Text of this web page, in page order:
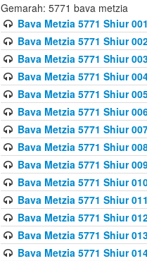
Gemarah: 5771 bava metzia
Bava Metzia 5771 Shiur
Bava Metzia 5771 Shiur
Bava Metzia 5771 Shiur
Bava Metzia 5771 Shiur
Bava Metzia 5771 Shiur
Bava Metzia 5771 Shiur
Bava Metzia 5771 Shiur
Bava Metzia 5771 Shiur
Bava Metzia 5771 Shiur
Bava Metzia 5771 Shiur
Bava Metzia 5771 Shiur
Bava Metzia 5771 Shiur
Bava Metzia 5771 Shiur
Bava Metzia 5771 Shiur